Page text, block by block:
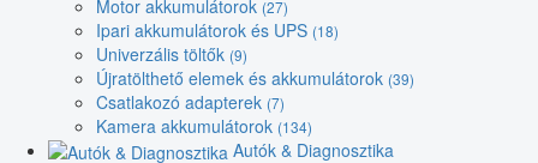
Motor akkumulátorok (27)
Ipari akkumulátorok és UPS (18)
Univerzális töltők (9)
Újratölthető elemek és akkumulátorok (39)
Csatlakozó adapterek (7)
Kamera akkumulátorok (134)
Autók & Diagnosztika